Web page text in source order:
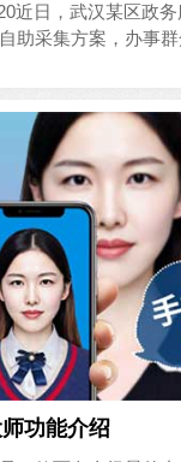
近日，武汉某区政
助采集方案，办事
功能介绍